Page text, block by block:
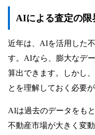
AIによる査定の限
近年は、AIを活用した
す。AIなら、膨大なデ
算出できます。しかし
とを理解しておく必要が
AIは過去のデータをも
不動産市場が大きく変